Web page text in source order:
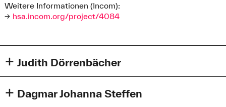
Weitere Informationen (Incom):
→ hsa.incom.org/project/4084
Judith Dörrenbächer
Judith Dörrenbächerarbeitet an der Universität Siegen im
Forschungsteam „Experience & Interaction Design“ zum
Themenbereich körperliche und emotionale Nähe
Dagmar Johanna Steffen